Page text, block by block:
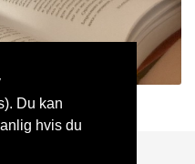
Du kan
hvis du